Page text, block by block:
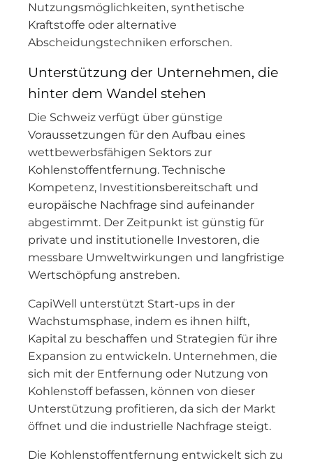
Nutzungsmöglichkeiten, synthetische
Kraftstoffe oder alternative
Abscheidungstechniken erforschen.
Unterstützung der Unternehmen, die
hinter dem Wandel stehen
Die Schweiz verfügt über günstige
Voraussetzungen für den Aufbau eines
wettbewerbsfähigen Sektors zur
Kohlenstoffentfernung. Technische
Kompetenz, Investitionsbereitschaft und
europäische Nachfrage sind aufeinander
abgestimmt. Der Zeitpunkt ist günstig für
private und institutionelle Investoren, die
messbare Umweltwirkungen und langfristige
Wertschöpfung anstreben.
CapiWell unterstützt Start-ups in der
Wachstumsphase, indem es ihnen hilft,
Kapital zu beschaffen und Strategien für ihre
Expansion zu entwickeln. Unternehmen, die
sich mit der Entfernung oder Nutzung von
Kohlenstoff befassen, können von dieser
Unterstützung profitieren, da sich der Markt
öffnet und die industrielle Nachfrage steigt.
Die Kohlenstoffentfernung entwickelt sich zu